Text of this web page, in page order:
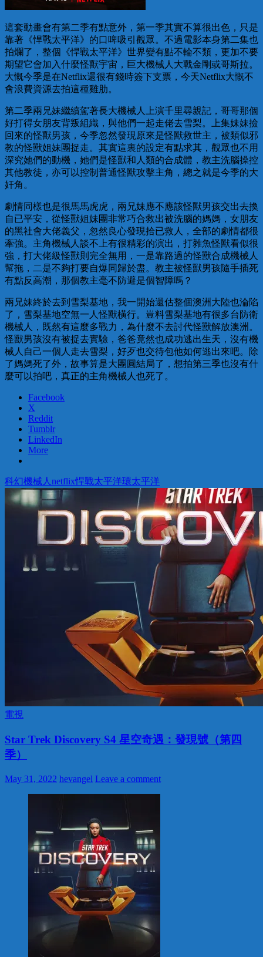
這套動畫會有第二季有點意外，第一季其實不算很出色，只是
靠著《悍戰太平洋》的口啤吸引觀眾。不過電影本身第二集也
拍爛了，整個《悍戰太平洋》世界變有點不輪不類，更加不要
期望它會加入什麼怪獸宇宙，巨大機械人大戰金剛或哥斯拉。
大慨今季是在Netflix還很有錢時簽下支票，今天Netflix大慨不
會浪費資源去拍這種雞肋。
第二季兩兄妹繼續駕著長大機械人上演千里尋親記，哥哥那個
好打得女朋友背叛組織，與他們一起走佬去雪梨。上集妹妹撿
回來的怪獸男孩，今季忽然發現原來是怪獸救世主，被類似邪
教的怪獸姐妹團捉走。其實這裏的設定有點求其，觀眾也不用
深究她們的動機，她們是怪獸和人類的合成體，教主洗腦操控
其他教徒，亦可以控制普通怪獸攻擊主角，總之就是今季的大
奸角。
劇情同樣也是很馬馬虎虎，兩兄妹應不應該怪獸男孩交出去換
自已平安，從怪獸姐妹團非常巧合救出被洗腦的媽媽，女朋友
的黑社會大佬義父，忽然良心發現拾已救人，全部的劇情都很
牽強。主角機械人談不上有很精彩的演出，打雜魚怪獸看似很
強，打大佬級怪獸則完全無用，一是靠路過的怪獸合成機械人
幫拖，二是不夠打要自爆同歸於盡。教主被怪獸男孩隨手插死
有點反高潮，那個教主毫不防避是個智障嗎？
兩兄妹終於去到雪梨基地，我一開始還估整個澳洲大陸也淪陷
了，雪梨基地空無一人怪獸橫行。豈料雪梨基地有很多台防衛
機械人，既然有這麼多戰力，為什麼不去討代怪獸解放澳洲。
怪獸男孩沒有被捉去實驗，爸爸竟然也成功逃出生天，沒有機
械人自己一個人走去雪梨，好歹也交待包他如何逃出來吧。除
了媽媽死了外，故事算是大團圓結局了，想拍第三季也沒有什
麼可以拍吧，真正的主角機械人也死了。
Facebook
X
Reddit
Tumblr
LinkedIn
More
科幻機械人netflix悍戰太平洋環太平洋
電視
Star Trek Discovery S4 星空奇遇：發現號（第四
季）
May 31, 2022 hevangel Leave a comment